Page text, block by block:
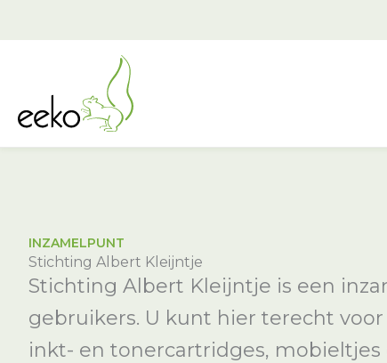
INZAMELPUNT
Stichting Albert Kleijntje
Stichting Albert Kleijntje is een
gebruikers. U kunt hier terecht
inkt- en tonercartridges, mobieltjes